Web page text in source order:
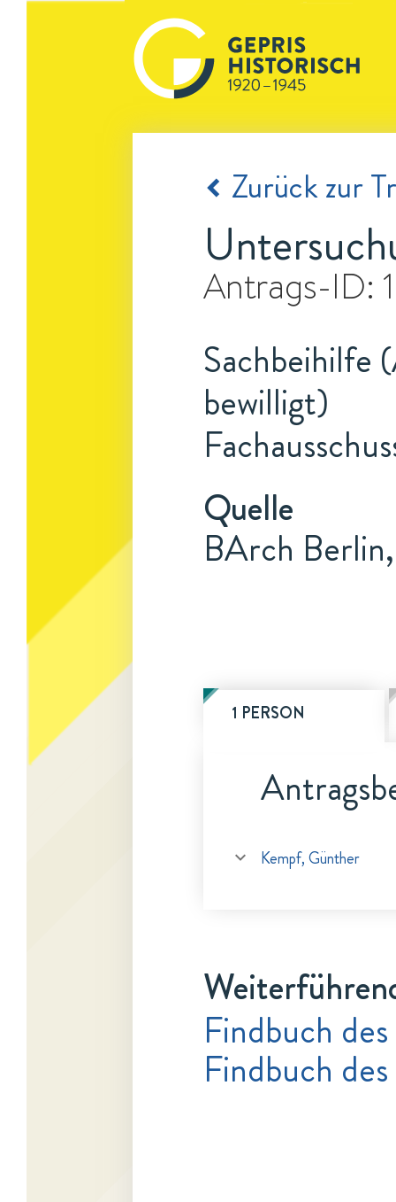
Zurück zur
Antrags-ID:
Sachbeihilfe
bewilligt)
Quelle
BArch
1 PERSON
Kempf, Günther
Findbuch
Findbuch